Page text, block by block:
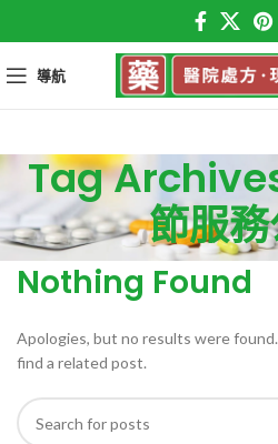
導航
Tag
節服
Nothing Found
Apologies, but no results were
find a related post.